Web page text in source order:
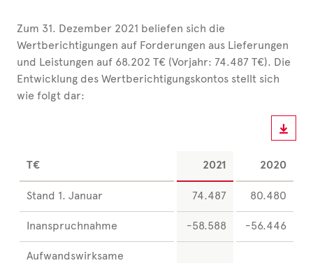
Zum 31. Dezember 2021 beliefen sich die
Wertberichtigungen auf Forderungen aus Lieferungen
und Leistungen auf 68.202 T€ (Vorjahr: 74.487 T€). Die
Entwicklung des Wertberichtigungskontos stellt sich
wie folgt dar:
T€ 2021 2020
Stand 1. Januar 74.487 80.480
Inanspruchnahme -58.588 -56.446
Aufwandswirksame